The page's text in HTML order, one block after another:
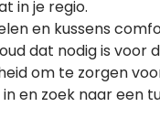
in je regio.
en kussens
dat nodig is voor
om te zorgen
en zoek naar een